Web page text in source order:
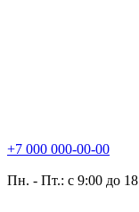
+7 000 000-00-00
Пн. - Пт.: с 9:00 до